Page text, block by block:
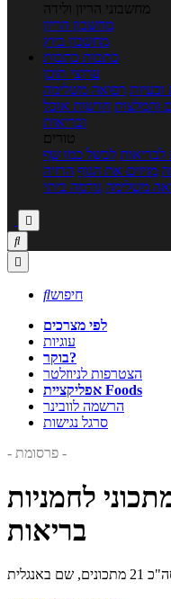
מחשבוני הריון ולידה
מחשבון הריון
מחשבון ביוץ
כתבות כתבות
ערוצי תוכן
רפואה משלימה
והמלצות חדשות אוכל
ובריאות
טורים
לבריאות לבשל כמו שף
מזיזים את הגוף הרזיה
משלימה גורמה ביתי



חיפוש
לפי מצרכים
עוגיות
בוקר?
הצטרפות לניוזלטר
אפליקציית Foods
הרשמה לוובינר
סרגל נגישות
- פרסומת -
לחמניות
בריאות